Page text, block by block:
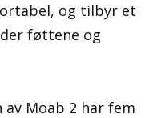
og tilbyr et
føttene og
Moab 2 har fem